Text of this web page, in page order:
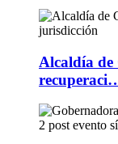
Alcaldía